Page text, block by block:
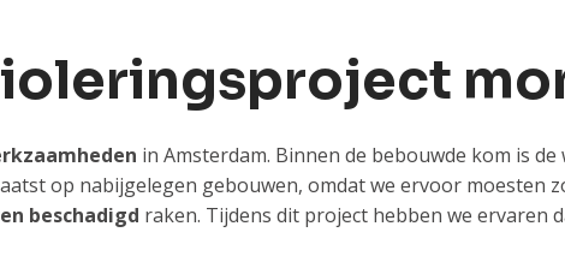
in Amsterdam. Binnen de bebouwde kom is
op nabijgelegen gebouwen, omdat we ervoor moesten
beschadigd raken. Tijdens dit project hebben we ervaren